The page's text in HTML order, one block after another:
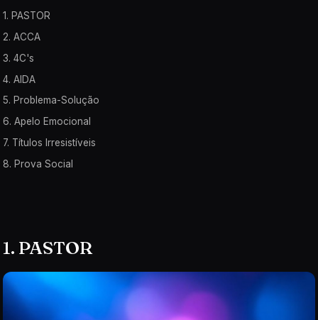
1. PASTOR
2. ACCA
3. 4C's
4. AIDA
5. Problema-Solução
6. Apelo Emocional
7. Títulos Irresistíveis
8. Prova Social
1. PASTOR